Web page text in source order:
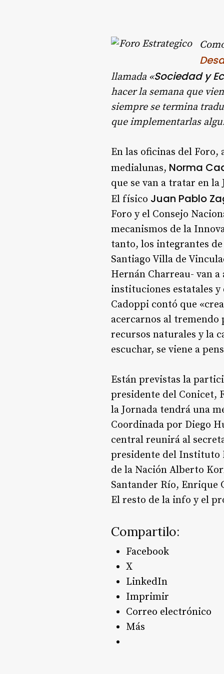
llamada «Sociedad y
hacer la semana que
siempre se termina
que implementarlas
En las oficinas del Foro,
medialunas, Norma
que se van a tratar en la
El físico Juan Pablo
Foro y el Consejo
mecanismos de la
tanto, los integrantes
Santiago Villa de
Hernán Charreau- van
instituciones estatales y
Cadoppi contó que
acercarnos al
recursos naturales y la
escuchar, se viene a
Están previstas la
presidente del Conicet,
la Jornada tendrá una
Coordinada por Diego
central reunirá al
presidente del Instituto
de la Nación Alberto
Santander Río, Enrique
El resto de la info y el
Compartilo:
Facebook
X
LinkedIn
Imprimir
Correo electrónico
Más